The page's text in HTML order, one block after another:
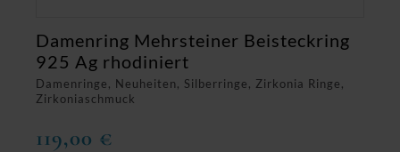
Damenringe, Neuheiten, Silberringe, Zirkonia Ringe,
Zirkoniaschmuck
Damenring Mehrsteiner Beisteckring
925 Ag rhodiniert
119,00 €